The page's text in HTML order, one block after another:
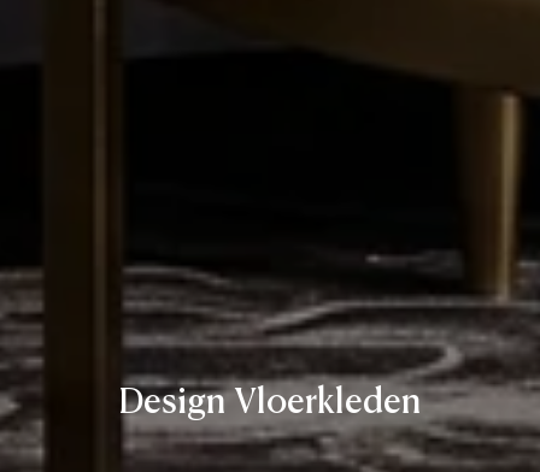
Design Vloerkleden